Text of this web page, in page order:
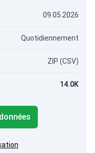
09.05.2026
Quotidiennement
ZIP (CSV)
14.0K